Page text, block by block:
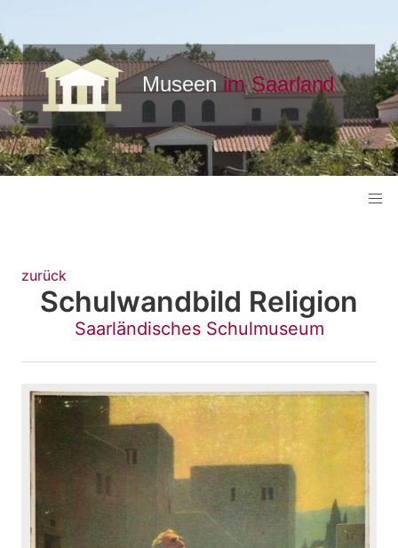
zurück
Schulwandbild Religion
Saarländisches Schulmuseum